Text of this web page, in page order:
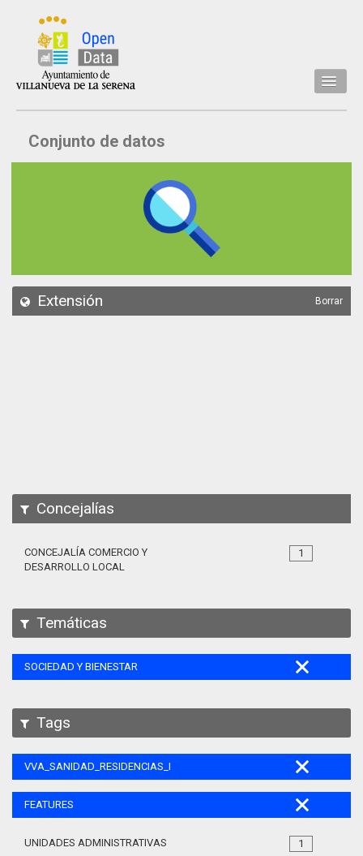
Inicio
Datos
API
Conjunto de datos
Extensión Borrar
Concejalías
1
CONCEJALÍA COMERCIO Y
DESARROLLO LOCAL
Temáticas
SOCIEDAD Y BIENESTAR
Tags
VVA_SANIDAD_RESIDENCIAS_MAYORES_105
FEATURES
1
UNIDADES ADMINISTRATIVAS